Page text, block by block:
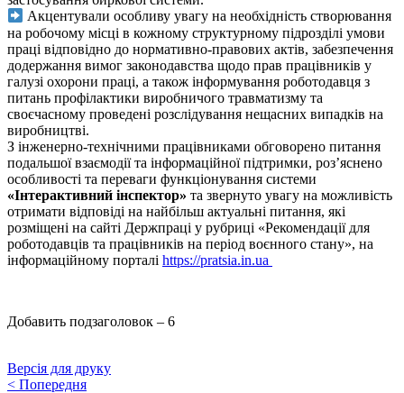
Акцентували особливу увагу на необхідність створювання
на робочому місці в кожному структурному підрозділі умови
праці відповідно до нормативно-правових актів, забезпечення
додержання вимог законодавства щодо прав працівників у
галузі охорони праці, а також інформування роботодавця з
питань профілактики виробничого травматизму та
своєчасному проведені розслідування нещасних випадків на
виробництві.
З інженерно-технічними працівниками обговорено питання
подальшої взаємодії та інформаційної підтримки, роз’яснено
особливості та переваги функціонування системи
«Інтерактивний інспектор» та звернуто увагу на можливість
отримати відповіді на найбільш актуальні питання, які
розміщені на сайті Держпраці у рубриці «Рекомендації для
роботодавців та працівників на період воєнного стану», на
інформаційному порталі https://pratsia.in.ua
Добавить подзаголовок – 6
Версія для друку
< Попередня